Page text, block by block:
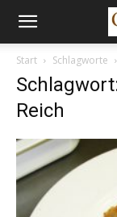
Start Schlagworte
Reich